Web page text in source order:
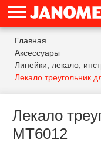
Главная
Аксессуары
Линейки, лекало,
Лекало треугольник
Лекало
MT6012